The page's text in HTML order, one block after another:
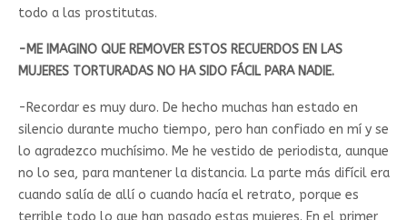
todo a las prostitutas.
-ME IMAGINO QUE REMOVER ESTOS RECUERDOS EN LAS
MUJERES TORTURADAS NO HA SIDO FÁCIL PARA NADIE.
-Recordar es muy duro. De hecho muchas han estado en
silencio durante mucho tiempo, pero han confiado en mí y se
lo agradezco muchísimo. Me he vestido de periodista, aunque
no lo sea, para mantener la distancia. La parte más difícil era
cuando salía de allí o cuando hacía el retrato, porque es
terrible todo lo que han pasado estas mujeres. En el primer